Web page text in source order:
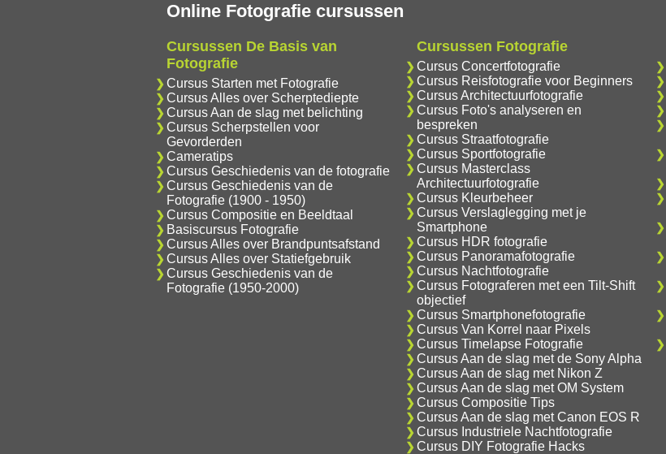
Online Fotografie cursussen
Cursussen De Basis van
Fotografie
Cursus Starten met Fotografie
Cursus Alles over Scherptediepte
Cursus Aan de slag met belichting
Cursus Scherpstellen voor
Gevorderden
Cameratips
Cursus Geschiedenis van de fotografie
Cursus Geschiedenis van de
Fotografie (1900 - 1950)
Cursus Compositie en Beeldtaal
Basiscursus Fotografie
Cursus Alles over Brandpuntsafstand
Cursus Alles over Statiefgebruik
Cursus Geschiedenis van de
Fotografie (1950-2000)
Cursussen Fotografie
Cursus Concertfotografie
Cursus Reisfotografie voor Beginners
Cursus Architectuurfotografie
Cursus Foto's analyseren en
bespreken
Cursus Straatfotografie
Cursus Sportfotografie
Cursus Masterclass
Architectuurfotografie
Cursus Kleurbeheer
Cursus Verslaglegging met je
Smartphone
Cursus HDR fotografie
Cursus Panoramafotografie
Cursus Nachtfotografie
Cursus Fotograferen met een Tilt-Shift
objectief
Cursus Smartphonefotografie
Cursus Van Korrel naar Pixels
Cursus Timelapse Fotografie
Cursus Aan de slag met de Sony Alpha
Cursus Aan de slag met Nikon Z
Cursus Aan de slag met OM System
Cursus Compositie Tips
Cursus Aan de slag met Canon EOS R
Cursus Industriele Nachtfotografie
Cursus DIY Fotografie Hacks